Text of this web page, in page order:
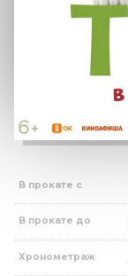
В прокате с
В прокате до
Хронометраж